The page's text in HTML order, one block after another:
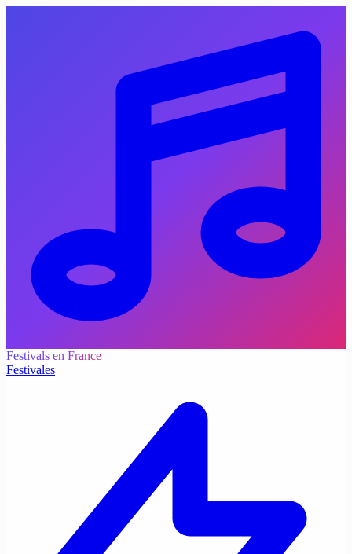
Festivals en France
Festivales